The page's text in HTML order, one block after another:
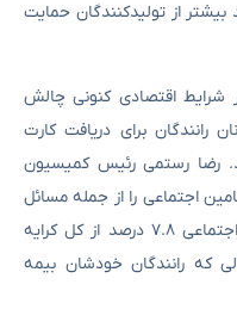
از تولیدکنندگان حمایت
شرایط اقتصادی کنونی چالش
رانندگان برای دریافت کارت
رضا رستمی رئیس کمیسیون
وونقل اتاق بازرگانی ایران ماده ۳۸ تامین اجتماعی را از جمله مسائل
بیان کرد و گفت: در حال حاضر تامین اجتماعی ۷.۸ درصد از کل کرایه
که رانندگان خودشان بیمه